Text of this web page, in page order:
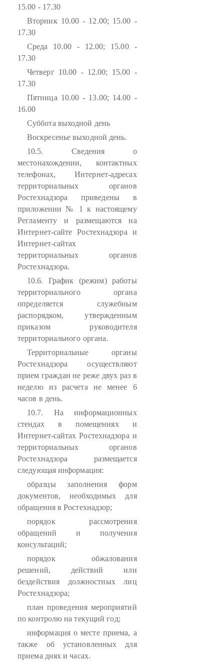
15.00 - 17.30
Вторник 10.00 - 12.00; 15.00 -
17.30
Среда 10.00 - 12.00; 15.00 -
17.30
Четверг 10.00 - 12.00; 15.00 -
17.30
Пятница 10.00 - 13.00; 14.00 -
16.00
Суббота выходной день
Воскресенье выходной день.
10.5. Сведения о
местонахождении, контактных
телефонах, Интернет-адресах
территориальных органов
Ростехнадзора приведены в
приложении № 1 к настоящему
Регламенту и размещаются на
Интернет-сайте Ростехнадзора и
Интернет-сайтах
территориальных органов
Ростехнадзора.
10.6. График (режим) работы
территориального органа
определяется служебным
распорядком, утвержденным
приказом руководителя
территориального органа.
Территориальные органы
Ростехнадзора осуществляют
прием граждан не реже двух раз в
неделю из расчета не менее 6
часов в день.
10.7. На информационных
стендах в помещениях и
Интернет-сайтах Ростехнадзора и
территориальных органов
Ростехнадзора размещается
следующая информация:
образцы заполнения форм
документов, необходимых для
обращения в Ростехнадзор;
порядок рассмотрения
обращений и получения
консультаций;
порядок обжалования
решений, действий или
бездействия должностных лиц
Ростехнадзора;
план проведения мероприятий
по контролю на текущий год;
информация о месте приема, а
также об установленных для
приема днях и часах.